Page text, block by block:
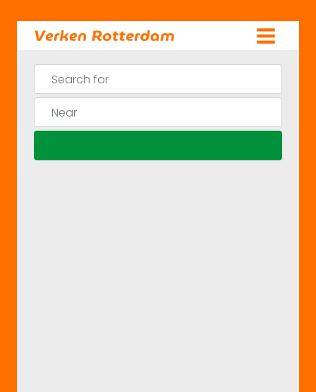
content
Search for
Near